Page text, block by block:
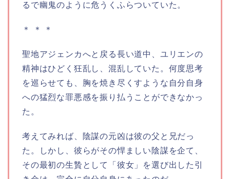
るで幽鬼のように危うくふらついていた。
＊ ＊ ＊
聖地アジェンカへと戻る長い道中、ユリエンの
精神はひどく狂乱し、混乱していた。何度思考
を巡らせても、胸を焼き尽くすような自分自身
への猛烈な罪悪感を振り払うことができなかっ
た。
考えてみれば、陰謀の元凶は彼の父と兄だっ
た。しかし、彼らがその悍ましい陰謀を企て、
その最初の生贄として「彼女」を選び出した引